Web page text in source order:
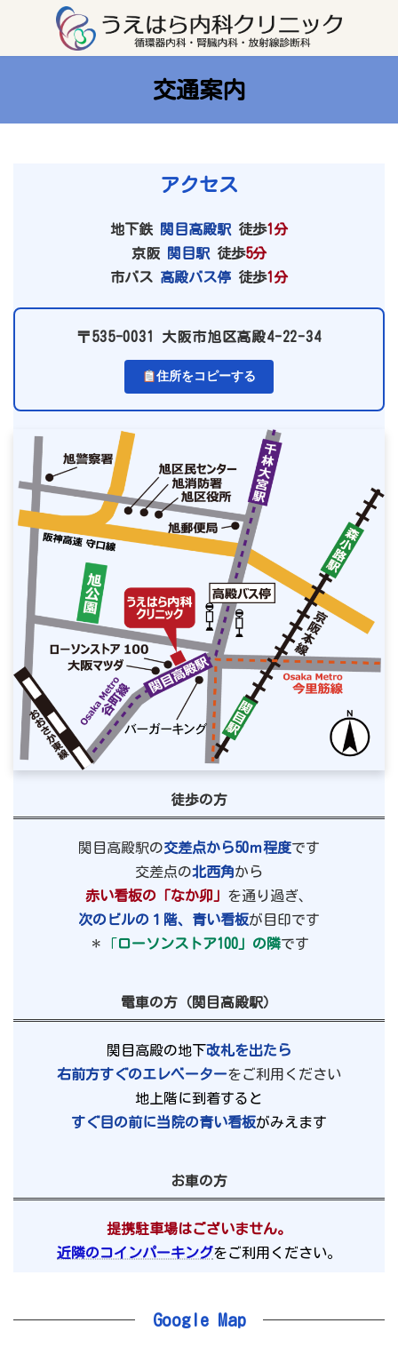
ツ
シ
交通案内
アクセス
地下鉄 関目高殿駅 徒歩1分
京阪
関目駅 徒歩5分
市バス 高殿バス停 徒歩1分
〒535-0031 大阪市旭区高殿4-22-34
住所をコピーする
徒歩の方
関目高殿駅の交差点から50ｍ程度です
交差点の北西角から
赤い看板の「なか卯」 を通り過ぎ、
次のビルの１階、青い看板が目印です
＊
「ローソンストア100」の隣です
電車の方（関目高殿駅）
関目高殿の地下改札を出たら
右前方すぐのエレベーターをご利用ください
地上階に到着すると
すぐ目の前に当院の青い看板がみえます
お車の方
提携駐車場はございません。
近隣のコインパーキングをご利用ください。
Google Map